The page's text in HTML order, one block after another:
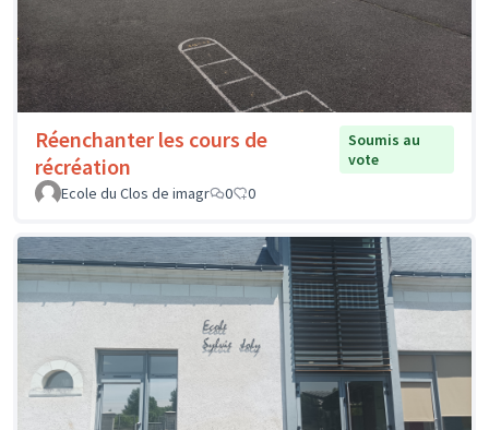
Réenchanter les cours de
récréation
Soumis au
vote
Ecole du Clos de imagr
0 0